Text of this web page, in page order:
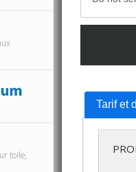
toile,
Tarif et